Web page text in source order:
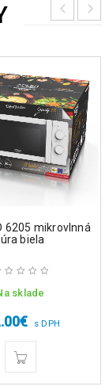
6205 mikrovlnná
biela
sklade
€ s DPH